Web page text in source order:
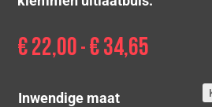
€22,00 - €34,65
Inwendige maat